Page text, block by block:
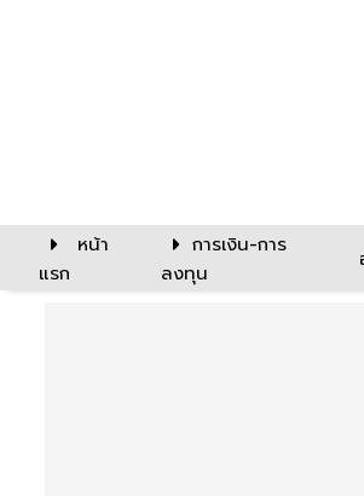
หน้า
แรก
การเงิน-การ
ลงทุน